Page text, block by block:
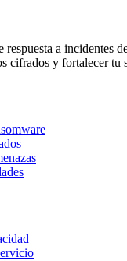
respuesta a incidentes
cifrados y fortalecer tu